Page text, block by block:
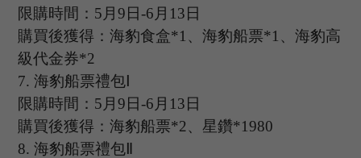
限購時間： 5 月9日-6 月 13日
購買後獲得：海豹食盒*1、海豹船票*1、海豹高
級代金券*2
7. 海豹船票禮包Ⅰ
限購時間： 5 月9日-6 月 13日
購買後獲得：海豹船票*2、星鑽*1980
8. 海豹船票禮包Ⅱ